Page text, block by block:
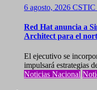
6 agosto, 2026 CSTIC
Red Hat anuncia a
Architect para el
El ejecutivo se
impulsará estrategias
Noticias Nacional